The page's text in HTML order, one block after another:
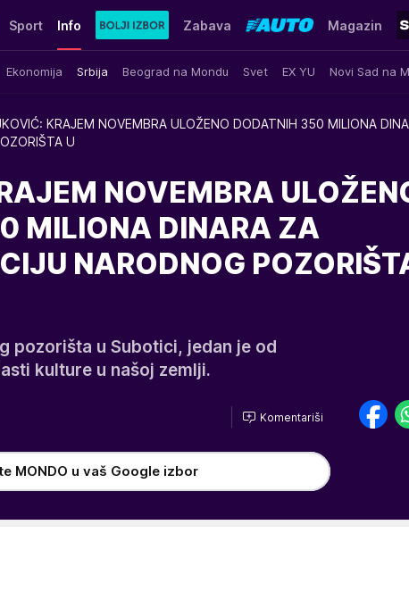
Sport Info
Ekonomija Srbija Beograd na Mondu Svet EX YU Novi Sad na
Zabava Magazin
KRAJEM NOVEMBRA ULOŽENO DODATNIH 350 MILIONA
U
NOVEMBRA
MILIONA DINARA ZA
NARODNOG
pozorišta u Subotici, jedan je od
kulture u našoj zemlji.
Komentariši
MONDO u vaš Google izbor